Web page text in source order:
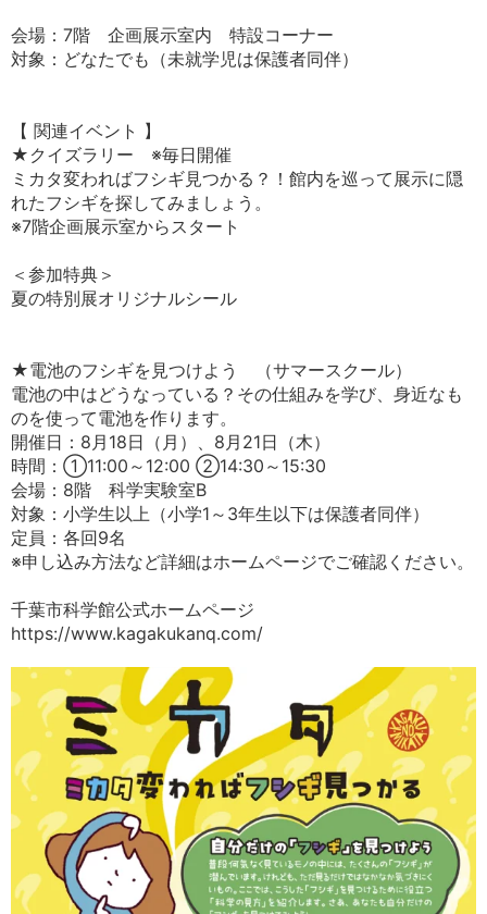
会場：7階 企画展示室内 特設コーナー
対象：どなたでも（未就学児は保護者同伴）
【 関連イベント 】
★クイズラリー ※毎日開催
ミカタ変わればフシギ見つかる？！館内を巡って展示に隠
れたフシギを探してみましょう。
※7階企画展示室からスタート
＜参加特典＞
夏の特別展オリジナルシール
★電池のフシギを見つけよう （サマースクール）
電池の中はどうなっている？その仕組みを学び、身近なも
のを使って電池を作ります。
開催日：8月18日（月）、8月21日（木）
時間：①11:00～12:00 ②14:30～15:30
会場：8階 科学実験室B
対象：小学生以上（小学1～3年生以下は保護者同伴）
定員：各回9名
※申し込み方法など詳細はホームページでご確認ください。
千葉市科学館公式ホームページ
https://www.kagakukanq.com/